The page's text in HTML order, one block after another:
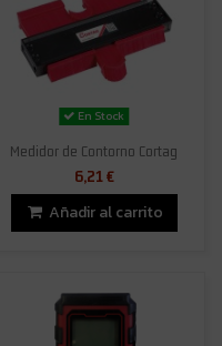
En Stock
Medidor de Contorno Cortag
6,21 €
Añadir al carrito